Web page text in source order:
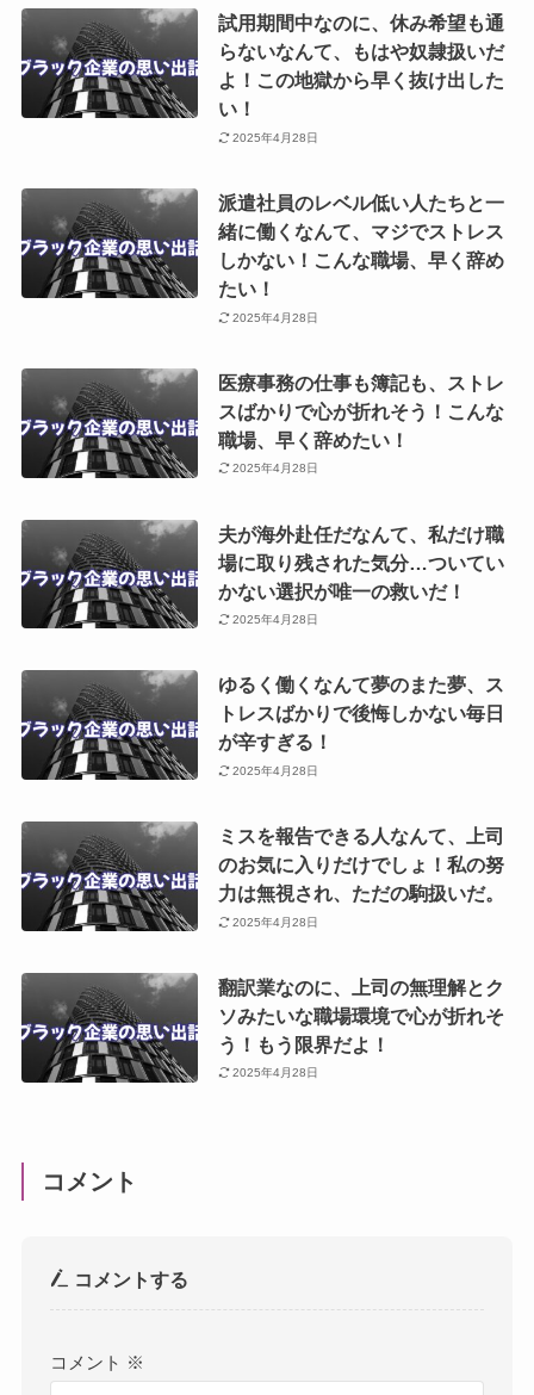
試用期間中なのに、休み希望も通
らないなんて、もはや奴隷扱いだ
よ！この地獄から早く抜け出した
い！
2025年4月28日
派遣社員のレベル低い人たちと一
緒に働くなんて、マジでストレス
しかない！こんな職場、早く辞め
たい！
2025年4月28日
医療事務の仕事も簿記も、ストレ
スばかりで心が折れそう！こんな
職場、早く辞めたい！
2025年4月28日
夫が海外赴任だなんて、私だけ職
場に取り残された気分…ついてい
かない選択が唯一の救いだ！
2025年4月28日
ゆるく働くなんて夢のまた夢、ス
トレスばかりで後悔しかない毎日
が辛すぎる！
2025年4月28日
ミスを報告できる人なんて、上司
のお気に入りだけでしょ！私の努
力は無視され、ただの駒扱いだ。
2025年4月28日
翻訳業なのに、上司の無理解とク
ソみたいな職場環境で心が折れそ
う！もう限界だよ！
2025年4月28日
コメント
コメントする
コメント ※